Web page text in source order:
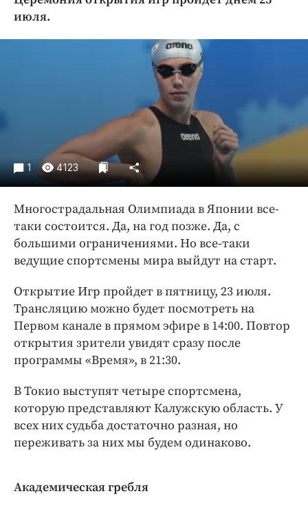
Недвижимость и ЖКХ
Праздники
Происшествия
Спорт
ПРОЕКТЫ
Блоги
Издания
Медиаперсона
Интересное чтиво
Клиника года
Бренд года
июля.
1 4123
Многострадальная Олимпиада в Японии все-
таки состоится. Да, на год позже. Да, с
большими ограничениями. Но все-таки
ведущие спортсмены мира выйдут на старт.
Открытие Игр пройдет в пятницу, 23 июля.
Трансляцию можно будет посмотреть на
Первом канале в прямом эфире в 14:00. Повтор
открытия зрители увидят сразу после
программы «Время», в 21:30.
В Токио выступят четыре спортсмена,
которую представляют Калужскую область. У
всех них судьба достаточно разная, но
переживать за них мы будем одинаково.
Академическая гребля